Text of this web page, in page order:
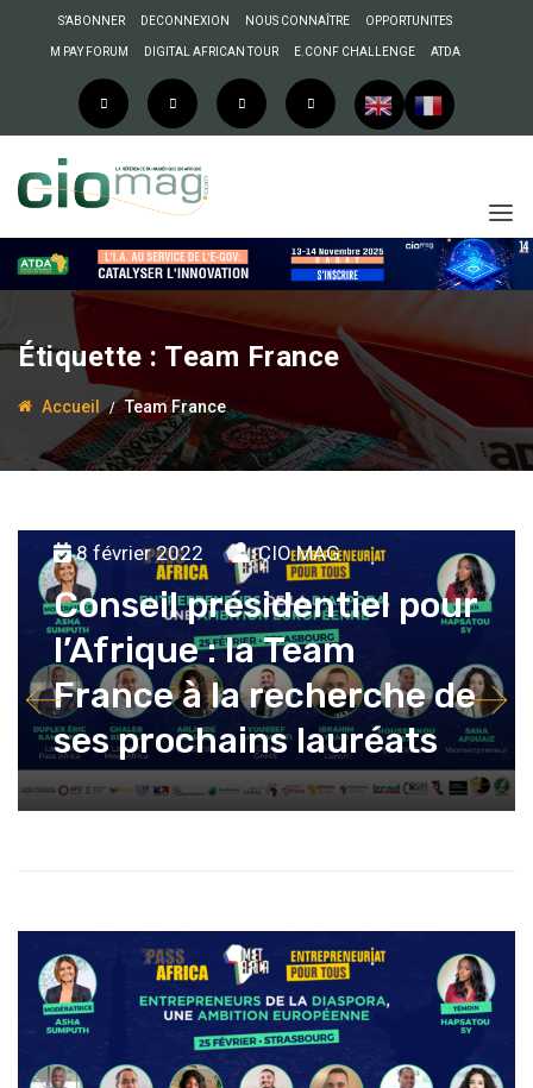
S’ABONNER DECONNEXION NOUS CONNAÎTRE OPPORTUNITES
M PAY FORUM DIGITAL AFRICAN TOUR E.CONF CHALLENGE ATDA
Étiquette : Team France
Accueil Team France
8 février 2022 CIO MAG
Conseil présidentiel pour
l’Afrique : la Team
France à la recherche de
ses prochains lauréats